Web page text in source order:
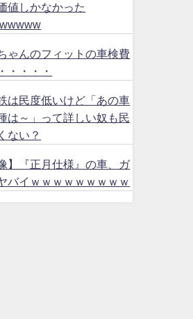
値しかなかった
ゃんのフィットの車検費
・・・・
は民度低いけど「あの車
は～」って詳しい奴も民
ない？
】『正月仕様』の車、ガ
バイｗｗｗｗｗｗｗｗｗ